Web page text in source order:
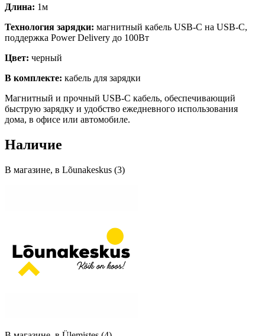
Длина: 1м
Технология зарядки: магнитный кабель USB-C на USB-C,
поддержка Power Delivery до 100Вт
Цвет: черный
В комплекте: кабель для зарядки
Магнитный и прочный USB-C кабель, обеспечивающий
быструю зарядку и удобство ежедневного использования
дома, в офисе или автомобиле.
Наличие
В магазине, в Lõunakeskus (3)